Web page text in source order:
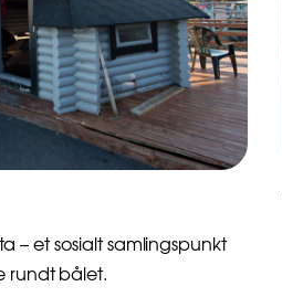
– et sosialt samlingspunkt
rundt bålet.